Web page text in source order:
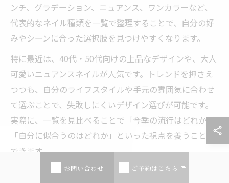
ンチ、グラデーション、ニュアンス、ワンカラーなど、
代表的なネイル種類を一覧で整理することで、自分の好
みやシーンに合った選択肢を見つけやすくなります。
特に最近は、40代・50代向けの上品なデザインや、大人
可愛いニュアンスネイルが人気です。トレンドを押さえ
つつも、自分のライフスタイルや手元の雰囲気に合わせ
て選ぶことで、失敗しにくいデザイン選びが可能です。
実際に、一覧を見比べることで「今季の流行はどれか」
「自分に似合うのはどれか」といった視点を養うことが
できます。
注意点として、一覧だけで決めてしまわず、実際のサン
お問い合わせ ご予約はこちら